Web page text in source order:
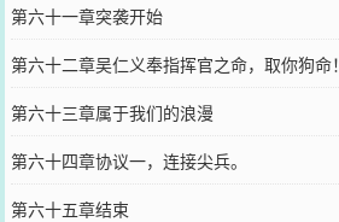
第六十一章突袭开始
第六十二章吴仁义奉指挥官之命，取你狗命！
第六十三章属于我们的浪漫
第六十四章协议一，连接尖兵。
第六十五章结束